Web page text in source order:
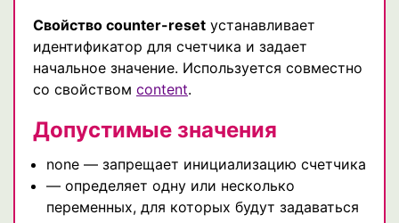
Свойство counter-reset устанавливает
идентификатор для счетчика и задает
начальное значение. Используется совместно
со свойством content.
Допустимые значения
none — запрещает инициализацию счетчика
— определяет одну или несколько
переменных, для которых будут задаваться